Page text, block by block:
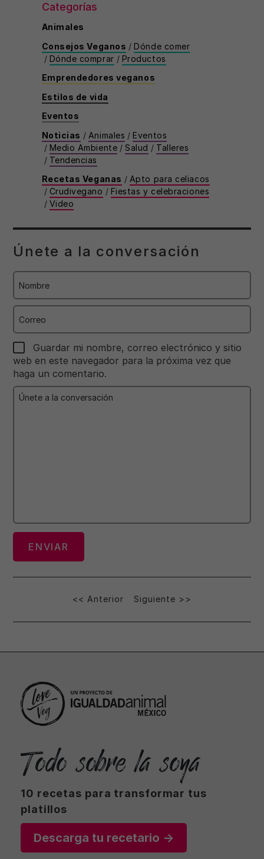
Categorías
Animales
Consejos Veganos / Dónde comer
/ Dónde comprar / Productos
Emprendedores veganos
Estilos de vida
Eventos
Noticias / Animales / Eventos
/ Medio Ambiente / Salud / Talleres
/ Tendencias
Recetas Veganas / Apto para celiacos
/ Crudivegano / Fiestas y celebraciones
/ Video
Únete a la conversación
Nombre
Correo
Guardar mi nombre, correo electrónico y sitio
web en este navegador para la próxima vez que
haga un comentario.
Únete
Navegación
de
<< Anterior Siguiente >>
Todo sobre la soya
10 recetas para transformar tus
platillos
Descarga tu recetario →